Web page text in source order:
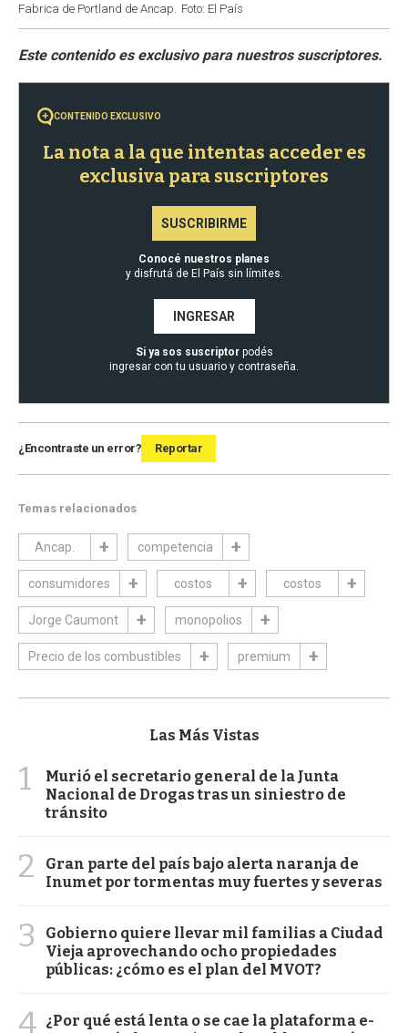
Fabrica de Portland de Ancap. Foto: El País
CONTENIDO EXCLUSIVO
La nota a la que intentas acceder es
exclusiva para suscriptores
SUSCRIBIRME
Conocé nuestros planes
y disfrutá de El País sin límites.
INGRESAR
Si ya sos suscriptorpodés
ingresar con tu usuario y contraseña.
¿Encontraste un error? Reportar
Temas relacionados
Ancap. competencia
consumidores costos costos
Jorge Caumont monopolios
Precio de los combustibles premium
Las Más Vistas
1
Murió el secretario general de la Junta
Nacional de Drogas tras un siniestro de
tránsito
2
Gran parte del país bajo alerta naranja de
Inumet por tormentas muy fuertes y severas
3
Gobierno quiere llevar mil familias a Ciudad
Vieja aprovechando ocho propiedades
públicas: ¿cómo es el plan del MVOT?
4 ¿Por qué está lenta o se cae la plataforma e-